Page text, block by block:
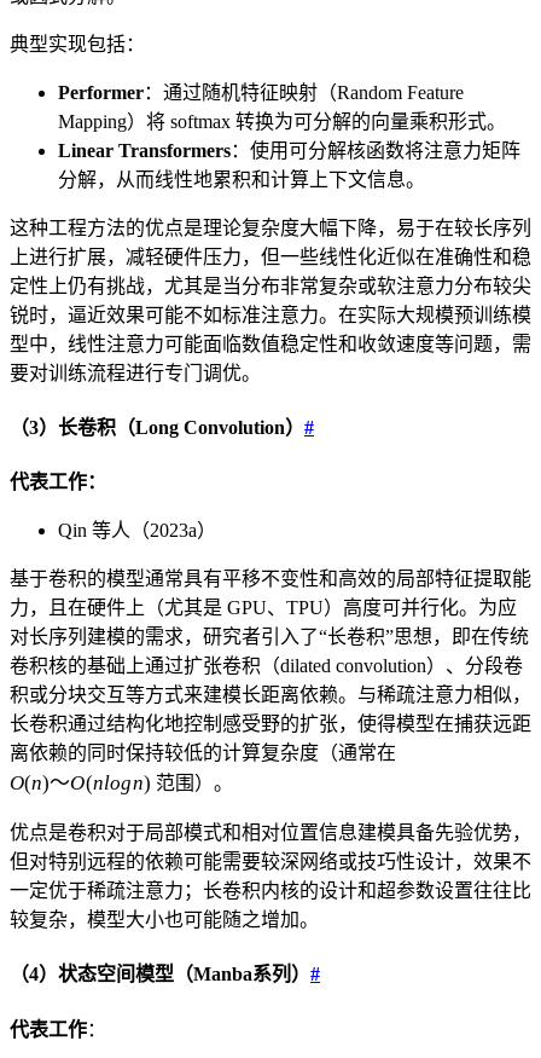
典型实现包括：
Performer：通过随机特征映射（Random Feature
Mapping）将 softmax 转换为可分解的向量乘积形式。
Linear Transformers：使用可分解核函数将注意力矩阵
分解，从而线性地累积和计算上下文信息。
这种工程方法的优点是理论复杂度大幅下降，易于在较长序列
上进行扩展，减轻硬件压力，但一些线性化近似在准确性和稳
定性上仍有挑战，尤其是当分布非常复杂或软注意力分布较尖
锐时，逼近效果可能不如标准注意力。在实际大规模预训练模
型中，线性注意力可能面临数值稳定性和收敛速度等问题，需
要对训练流程进行专门调优。
（3）长卷积（Long Convolution） #
代表工作：
Qin 等人（2023a）
基于卷积的模型通常具有平移不变性和高效的局部特征提取能
力，且在硬件上（尤其是 GPU、TPU）高度可并行化。为应
对长序列建模的需求，研究者引入了“长卷积”思想，即在传统
卷积核的基础上通过扩张卷积（dilated convolution）、分段卷
积或分块交互等方式来建模长距离依赖。与稀疏注意力相似，
长卷积通过结构化地控制感受野的扩张，使得模型在捕获远距
离依赖的同时保持较低的计算复杂度（通常在
log
n)
O(n)～O(nlogn) 范围）。
优点是卷积对于局部模式和相对位置信息建模具备先验优势，
但对特别远程的依赖可能需要较深网络或技巧性设计，效果不
一定优于稀疏注意力；长卷积内核的设计和超参数设置往往比
较复杂，模型大小也可能随之增加。
（4）状态空间模型（Manba系列） #
代表工作：